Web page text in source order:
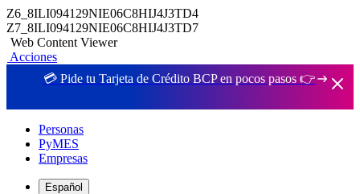
Z6_8ILI094129NIE06C8HIJ4J3TD4
Z7_8ILI094129NIE06C8HIJ4J3TD7
Web Content Viewer
Acciones
💳 Pide tu Tarjeta de Crédito BCP en pocos pasos 👉
Personas
PyMES
Empresas
Español